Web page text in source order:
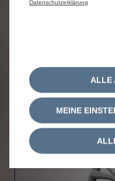
Felgen
Datenschutzerklärung
MEINE
ALLE